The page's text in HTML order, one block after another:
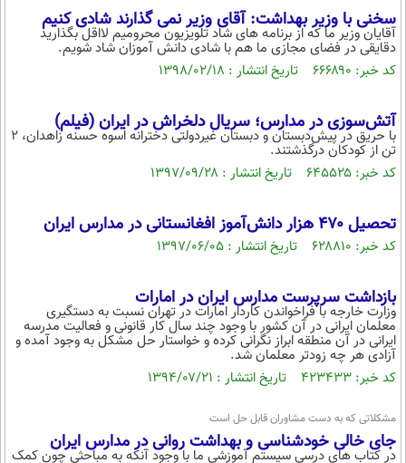
فناوری
گوناگون
محیط زیست
سلامت
بین الملل
حیات وحش
سیاست خارجی
روانشناسی
آشپزی
سخنی با وزیر بهداشت: آقای وزیر نمی گذارند شادی کنیم
آقایان وزیر ما که از برنامه های شاد تلویزیون محرومیم لااقل بگذارید
دقایقی در فضای مجازی ما هم با شادی دانش آموزان شاد شویم.
کد خبر: ۶۶۶۸۹۰ تاریخ انتشار : ۱۳۹۸/۰۲/۱۸
آتش‌سوزی در مدارس؛ سریال دلخراش در ایران (فیلم)
با حریق در پیش‌دبستان و دبستان غیردولتی دخترانه اسوه حسنه زاهدان، 2
تن از کودکان درگذشتند.
کد خبر: ۶۴۵۵۲۵ تاریخ انتشار : ۱۳۹۷/۰۹/۲۸
تحصیل ‌۴۷۰ هزار دانش‌آموز افغانستانی در مدارس ایران
کد خبر: ۶۲۸۸۱۰ تاریخ انتشار : ۱۳۹۷/۰۶/۰۵
بازداشت سرپرست مدارس ایران در امارات
وزارت خارجه با فراخواندن کاردار امارات در تهران نسبت به دستگیری
معلمان ایرانی در آن کشور با وجود چند سال کار قانونی و فعالیت مدرسه
ایرانی در آن منطقه ابراز نگرانی کرده و خواستار حل مشکل به وجود آمده و
آزادی هر چه زودتر معلمان شد.
کد خبر: ۴۲۳۴۳۳ تاریخ انتشار : ۱۳۹۴/۰۷/۲۱
مشکلاتی که به دست مشاوران قابل حل است
جای خالی خودشناسی و بهداشت روانی در مدارس ایران
در کتاب های درسی سیستم آموزشی ما با وجود آنکه به مباحثی چون کمک